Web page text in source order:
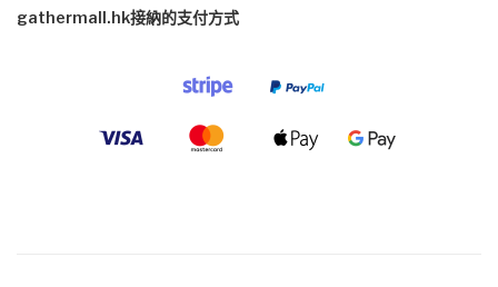
gathermall.hk接納的支付方式